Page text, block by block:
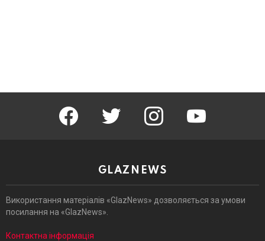
facebook twitter instagram youtube
GLAZNEWS
Використання матеріалів «GlazNews» дозволяється за умови
посилання на «GlazNews».
Контактна інформація